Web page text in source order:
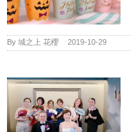
By 城之上 花櫻 2019-10-29